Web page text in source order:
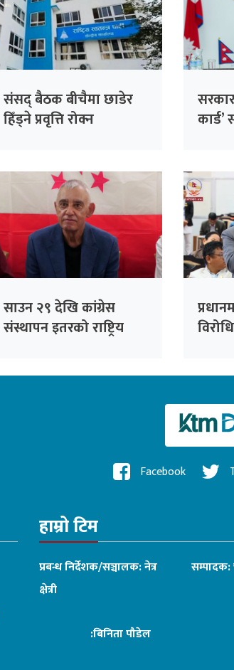
संसद् बैठक बीचैमा छाडेर
हिँड्ने प्रवृत्ति रोक्न
विश्लेषण गरिँदै
साउन २९ देखि कांग्रेस
संस्थापन इतरको राष्ट्रिय
Facebook
हाम्रो टिम
प्रबन्ध निर्देशक/सञ्चालक: नेत्र
क्षेत्री
सम्पादक:
:बिनिता पौडेल